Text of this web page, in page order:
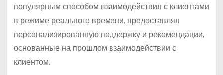
популярным способом взаимодействия с клиентами
в режиме реального времени, предоставляя
персонализированную поддержку и рекомендации,
основанные на прошлом взаимодействии с
клиентом.